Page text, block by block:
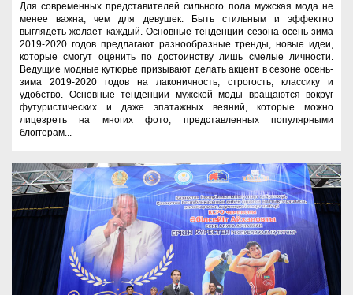
Для современных представителей сильного пола мужская мода не
менее важна, чем для девушек. Быть стильным и эффектно
выглядеть желает каждый. Основные тенденции сезона осень-зима
2019-2020 годов предлагают разнообразные тренды, новые идеи,
которые смогут оценить по достоинству лишь смелые личности.
Ведущие модные кутюрье призывают делать акцент в сезоне осень-
зима 2019-2020 годов на лаконичность, строгость, классику и
удобство. Основные тенденции мужской моды вращаются вокруг
футуристических и даже эпатажных веяний, которые можно
лицезреть на многих фото, представленных популярными
блоггерам...